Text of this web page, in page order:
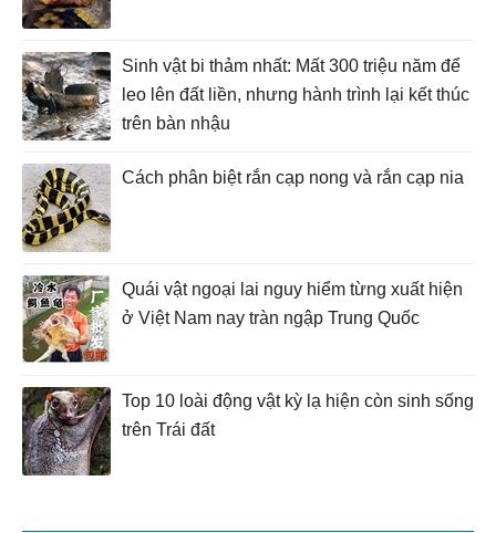
Sinh vật bi thảm nhất: Mất 300 triệu năm để
leo lên đất liền, nhưng hành trình lại kết thúc
trên bàn nhậu
Cách phân biệt rắn cạp nong và rắn cạp nia
Quái vật ngoại lai nguy hiểm từng xuất hiện
ở Việt Nam nay tràn ngập Trung Quốc
Top 10 loài động vật kỳ lạ hiện còn sinh sống
trên Trái đất